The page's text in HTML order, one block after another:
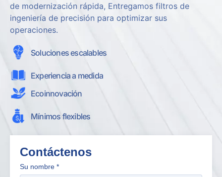
de modernización rápida, Entregamos filtros de
ingeniería de precisión para optimizar sus
operaciones.
Soluciones escalables
Experiencia a medida
Ecoinnovación
Mínimos flexibles
Contáctenos
Su nombre *